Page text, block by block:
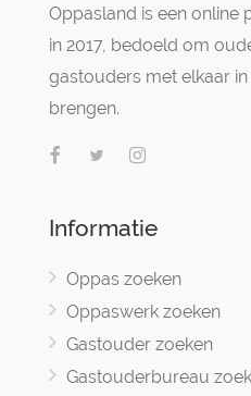
Oppasland is een online
in 2017, bedoeld om
gastouders met elkaar
brengen.
Informatie
Oppas zoeken
Oppaswerk zoeken
Gastouder zoeken
Gastouderbureau